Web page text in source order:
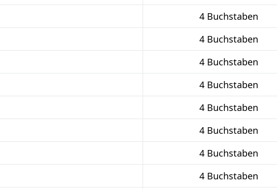
4 Buchstaben
4 Buchstaben
4 Buchstaben
4 Buchstaben
4 Buchstaben
4 Buchstaben
4 Buchstaben
4 Buchstaben